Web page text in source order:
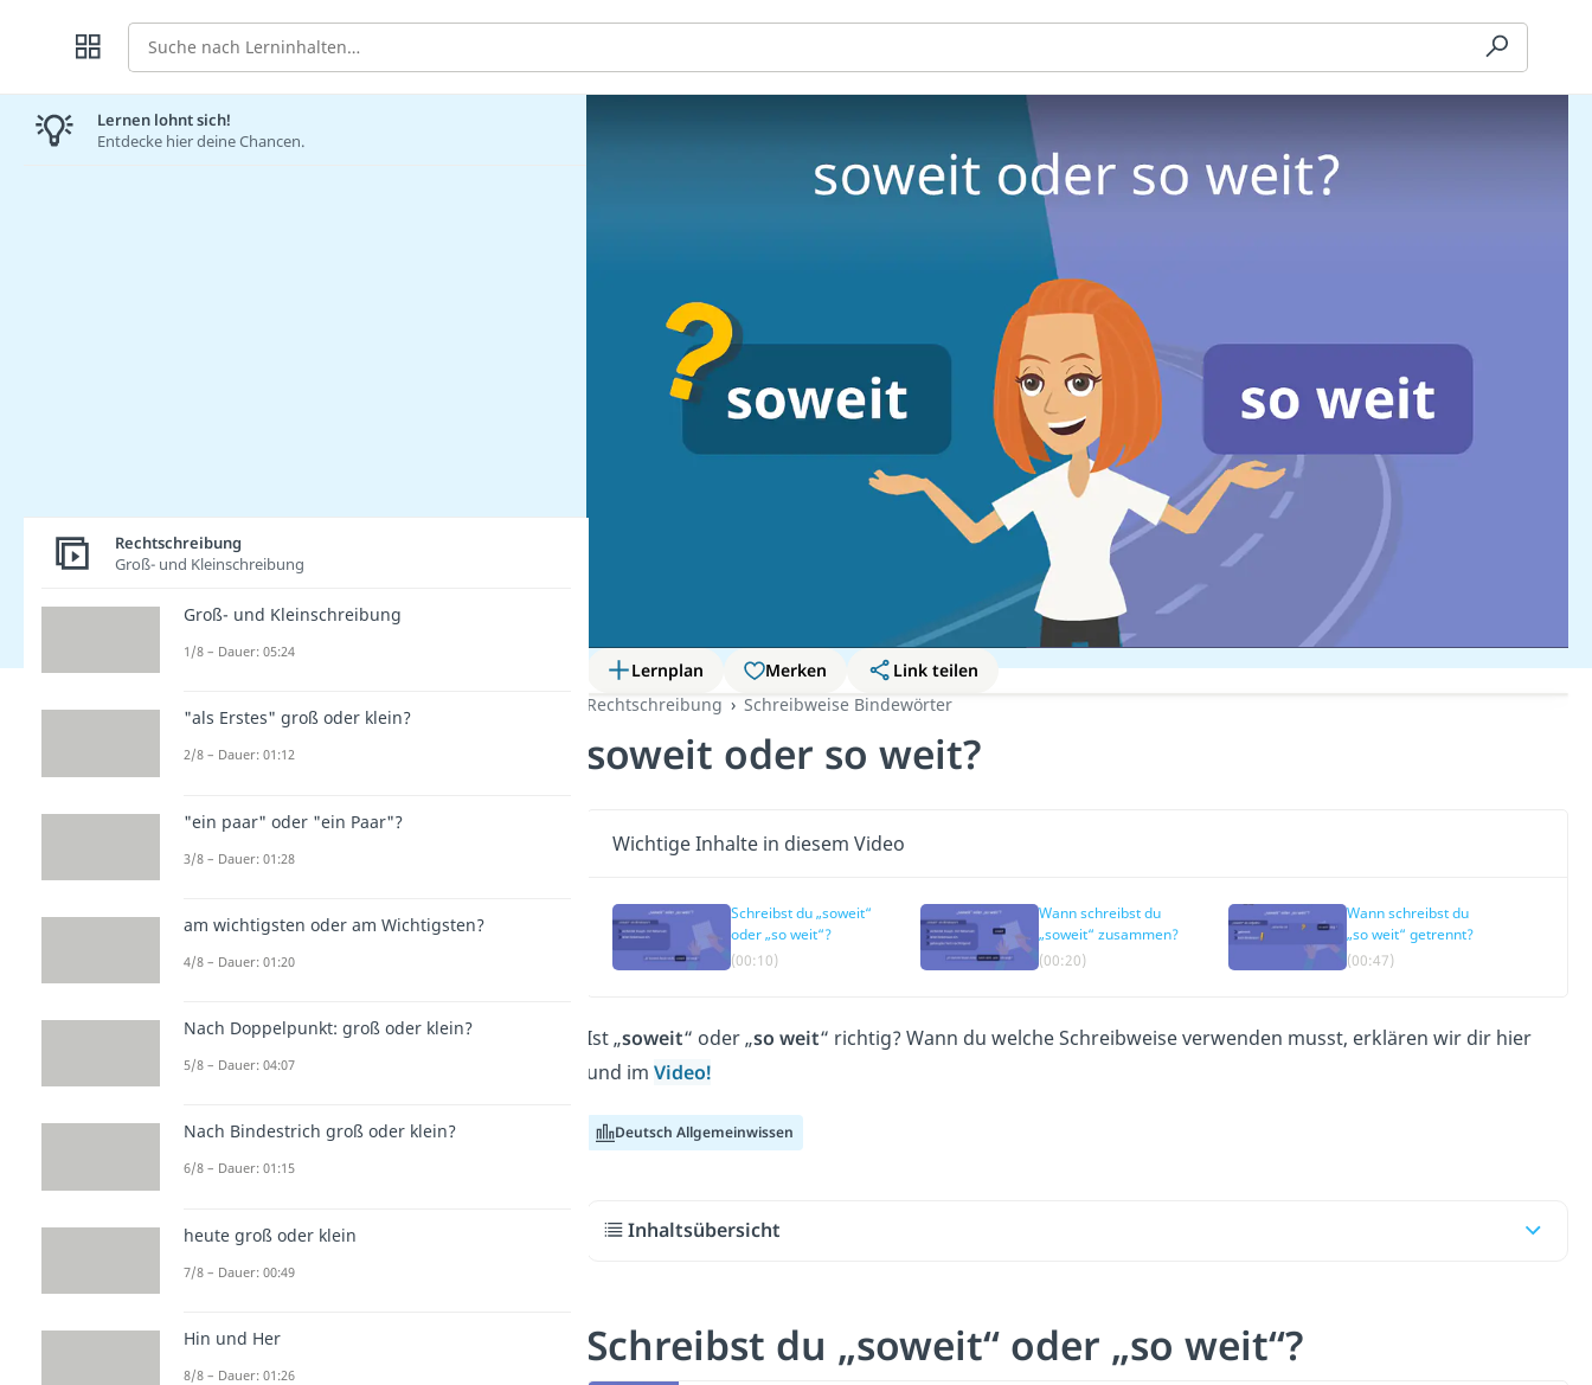
Suche
Lernplan Merken
Link teilen
Rechtschreibung
Schreibweise Bindewörter
soweit oder so weit?
Wichtige Inhalte in diesem Video
Schreibst du „soweit“
oder „so weit“?
(00:10)
Wann schreibst du
„soweit“ zusammen?
(00:20)
Wann schreibst du
„so weit“ getrennt?
(00:47)
Ist „soweit“ oder „so weit“ richtig? Wann du welche Schreibweise verwenden musst, erklären wir dir hier
und im Video!
Deutsch Allgemeinwissen
Inhaltsübersicht
Schreibst du „soweit“ oder „so weit“?
Lernen lohnt sich!
Entdecke hier deine Chancen.
Rechtschreibung
Groß- und Kleinschreibung
Groß- und Kleinschreibung
1/8 – Dauer: 05:24
"als Erstes" groß oder klein?
2/8 – Dauer: 01:12
"ein paar" oder "ein Paar"?
3/8 – Dauer: 01:28
am wichtigsten oder am Wichtigsten?
4/8 – Dauer: 01:20
Nach Doppelpunkt: groß oder klein?
5/8 – Dauer: 04:07
Nach Bindestrich groß oder klein?
6/8 – Dauer: 01:15
heute groß oder klein
7/8 – Dauer: 00:49
Hin und Her
8/8 – Dauer: 01:26